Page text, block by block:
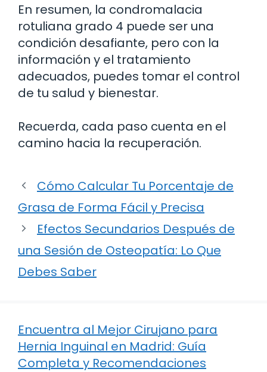
En resumen, la condromalacia
rotuliana grado 4 puede ser una
condición desafiante, pero con la
información y el tratamiento
adecuados, puedes tomar el control
de tu salud y bienestar.
Recuerda, cada paso cuenta en el
camino hacia la recuperación.
Cómo Calcular Tu Porcentaje de
Grasa de Forma Fácil y Precisa
Efectos Secundarios Después de
una Sesión de Osteopatía: Lo Que
Debes Saber
Encuentra al Mejor Cirujano para
Hernia Inguinal en Madrid: Guía
Completa y Recomendaciones